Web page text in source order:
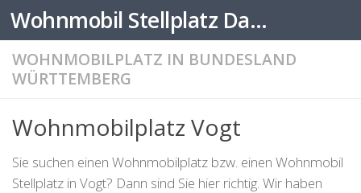
Zum Inhalt springen Wohnmobil Stellplatz Datenbank
WOHNMOBILPLATZ IN BUNDESLAND
WÜRTTEMBERG
Wohnmobilplatz Vogt
Sie suchen einen Wohnmobilplatz bzw. einen Wohnmobil
Stellplatz in Vogt? Dann sind Sie hier richtig. Wir haben